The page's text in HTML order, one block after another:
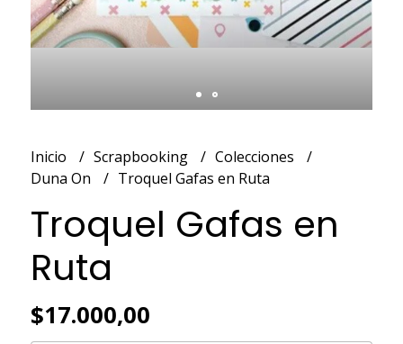
Inicio Scrapbooking
Colecciones
Duna On
Troquel Gafas en Ruta
Troquel Gafas en
Ruta
$17.000,00